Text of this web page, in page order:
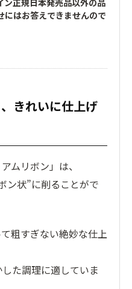
ン正規日本発売品以外の品
にはお答えできませんので
きれいに仕上げ
ムリボン」は、
ン状”に削ることがで
粗すぎない絶妙な仕上
た調理に適していま